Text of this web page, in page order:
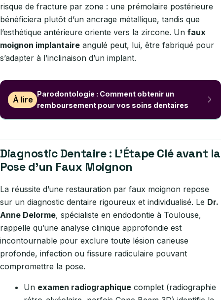
risque de fracture par zone : une prémolaire postérieure
bénéficiera plutôt d’un ancrage métallique, tandis que
l’esthétique antérieure oriente vers la zircone. Un faux
moignon implantaire angulé peut, lui, être fabriqué pour
s’adapter à l’inclinaison d’un implant.
À lire
Parodontologie : Comment obtenir un
remboursement pour vos soins dentaires
Diagnostic Dentaire : L’Étape Clé avant la
Pose d’un Faux Moignon
La réussite d’une restauration par faux moignon repose
sur un diagnostic dentaire rigoureux et individualisé. Le Dr.
Anne Delorme, spécialiste en endodontie à Toulouse,
rappelle qu’une analyse clinique approfondie est
incontournable pour exclure toute lésion carieuse
profonde, infection ou fissure radiculaire pouvant
compromettre la pose.
Un examen radiographique complet (radiographie